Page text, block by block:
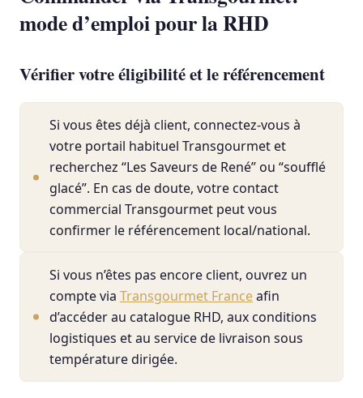
mode d’emploi pour la RHD
Vérifier votre éligibilité et le référencement
Si vous êtes déjà client, connectez-vous à
votre portail habituel Transgourmet et
recherchez “Les Saveurs de René” ou “soufflé
glacé”. En cas de doute, votre contact
commercial Transgourmet peut vous
confirmer le référencement local/national.
Si vous n’êtes pas encore client, ouvrez un
compte via Transgourmet Franceafin
d’accéder au catalogue RHD, aux conditions
logistiques et au service de livraison sous
température dirigée.